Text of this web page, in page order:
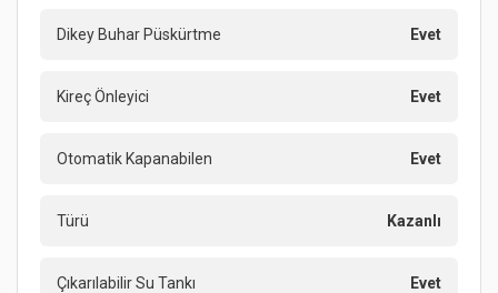
Dikey Buhar Püskürtme Evet
Kireç Önleyici Evet
Otomatik Kapanabilen Evet
Türü Kazanlı
Çıkarılabilir Su Tankı Evet